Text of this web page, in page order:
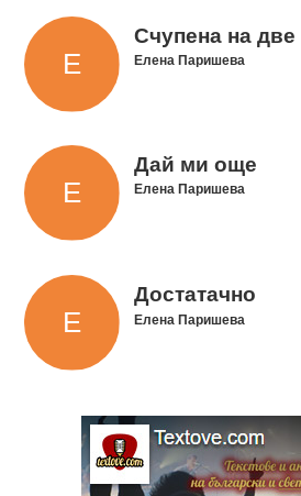
Счупена на две
Елена Паришева
Дай ми още
Елена Паришева
Достатачно
Елена Паришева